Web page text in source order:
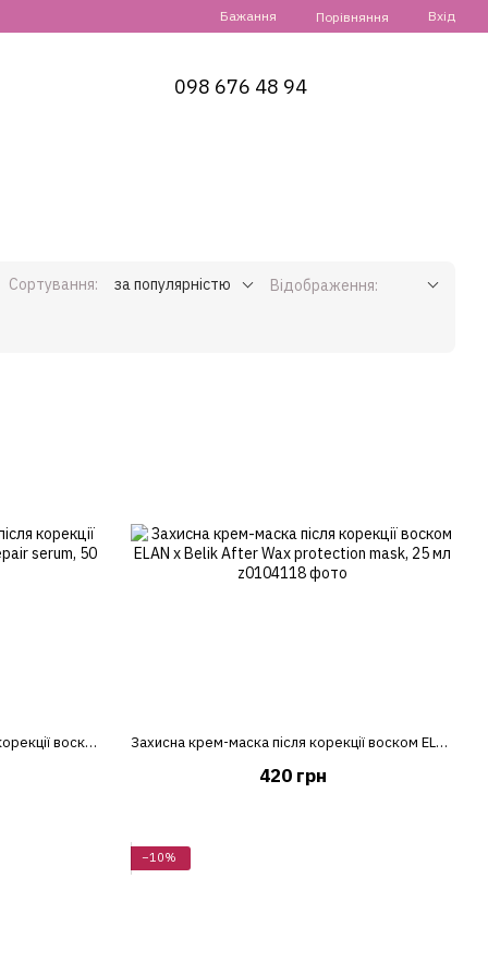
Бажання Порівняння Вхід
098 676 48 94
Сортування: за популярністю Відображення:
Відновлювальна сироватка після корекції воском ELAN х Belik After Wax repair serum, 50 ml Захисна крем-маска після корекції воском ELAN х Belik After Wax protection mask, 25 мл
420 грн
−10%